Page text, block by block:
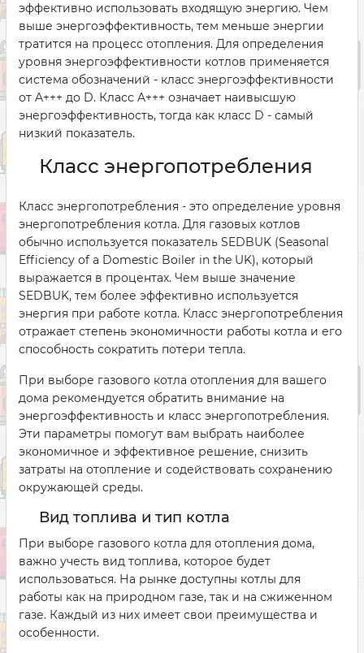
эффективно использовать входящую энергию. Чем
выше энергоэффективность, тем меньше энергии
тратится на процесс отопления. Для определения
уровня энергоэффективности котлов применяется
система обозначений - класс энергоэффективности
от A+++ до D. Класс A+++ означает наивысшую
энергоэффективность, тогда как класс D - самый
низкий показатель.
Класс энергопотребления
Класс энергопотребления - это определение уровня
энергопотребления котла. Для газовых котлов
обычно используется показатель SEDBUK (Seasonal
Efficiency of a Domestic Boiler in the UK), который
выражается в процентах. Чем выше значение
SEDBUK, тем более эффективно используется
энергия при работе котла. Класс энергопотребления
отражает степень экономичности работы котла и его
способность сократить потери тепла.
При выборе газового котла отопления для вашего
дома рекомендуется обратить внимание на
энергоэффективность и класс энергопотребления.
Эти параметры помогут вам выбрать наиболее
экономичное и эффективное решение, снизить
затраты на отопление и содействовать сохранению
окружающей среды.
Вид топлива и тип котла
При выборе газового котла для отопления дома,
важно учесть вид топлива, которое будет
использоваться. На рынке доступны котлы для
работы как на природном газе, так и на сжиженном
газе. Каждый из них имеет свои преимущества и
особенности.